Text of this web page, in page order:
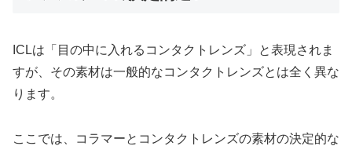
ICLは「目の中に入れるコンタクトレンズ」と表現されま
すが、その素材は一般的なコンタクトレンズとは全く異な
ります。
ここでは、コラマーとコンタクトレンズの素材の決定的な